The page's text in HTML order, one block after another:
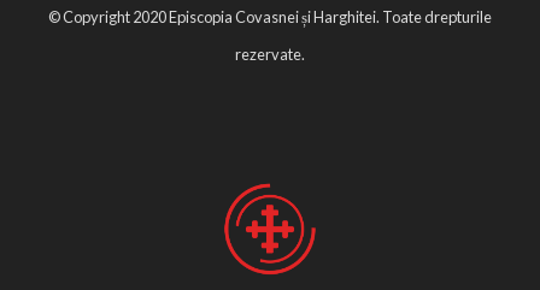
© Copyright 2020 Episcopia Covasnei și Harghitei. Toate drepturile
rezervate.